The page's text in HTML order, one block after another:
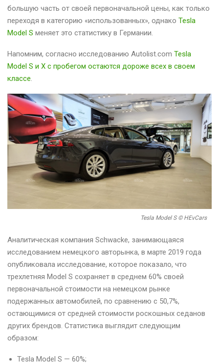
большую часть от своей первоначальной цены, как только
переходя в категорию «использованных», однако Tesla
Model S меняет это статистику в Германии.
Напомним, согласно исследованию Autolist.com Tesla
Model S и X с пробегом остаются дороже всех в своем
классе.
Tesla Model S © HEvCars
Аналитическая компания Schwacke, занимающаяся
исследованием немецкого авторынка, в марте 2019 года
опубликовала исследование, которое показало, что
трехлетняя Model S сохраняет в среднем 60% своей
первоначальной стоимости на немецком рынке
подержанных автомобилей, по сравнению с 50,7%,
остающимися от средней стоимости роскошных седанов
других брендов. Статистика выглядит следующим
образом:
Tesla Model S — 60%;